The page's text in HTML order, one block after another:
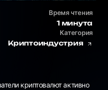
Время чтения
1 минута
Категория
Криптоиндустрия
криптовалют активно